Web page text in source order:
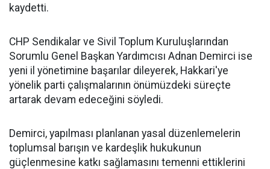
kaydetti.
CHP Sendikalar ve Sivil Toplum Kuruluşlarından
Sorumlu Genel Başkan Yardımcısı Adnan Demirci ise
yeni il yönetimine başarılar dileyerek, Hakkari'ye
yönelik parti çalışmalarının önümüzdeki süreçte
artarak devam edeceğini söyledi.
Demirci, yapılması planlanan yasal düzenlemelerin
toplumsal barışın ve kardeşlik hukukunun
güçlenmesine katkı sağlamasını temenni ettiklerini